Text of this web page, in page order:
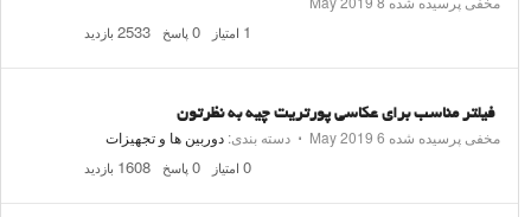
2533 بازدید 0 پاسخ 1 امتیاز
فیلتر مناسب برای عکاسی پورتریت چیه به نظرتون
مخفی پرسیده شده 6 May 2019
⋅ دسته بندی: دوربین ها و تجهیزات
1608 بازدید 0 پاسخ 0 امتیاز